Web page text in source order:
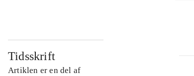
Tidsskrift
Artiklen er en del af